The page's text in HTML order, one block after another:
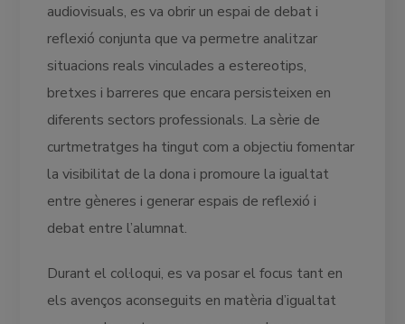
audiovisuals, es va obrir un espai de debat i
reflexió conjunta que va permetre analitzar
situacions reals vinculades a estereotips,
bretxes i barreres que encara persisteixen en
diferents sectors professionals. La sèrie de
curtmetratges ha tingut com a objectiu fomentar
la visibilitat de la dona i promoure la igualtat
entre gèneres i generar espais de reflexió i
debat entre l’alumnat.
Durant el col·loqui, es va posar el focus tant en
els avenços aconseguits en matèria d’igualtat